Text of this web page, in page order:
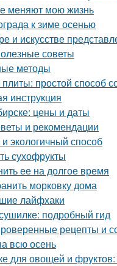
меняют мою жизнь
к зиме осенью
и искусстве
советы
методы
простой способ
инструкция
цены и даты
и рекомендации
экологичный способ
сухофрукты
ее на долгое время
морковку дома
лайфхаки
подробный гид
рецепты и
всю осень
для овощей и фруктов: